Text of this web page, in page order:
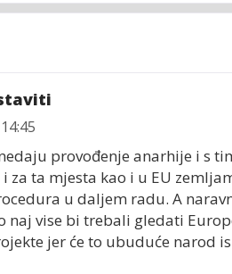
provođenje anarhije i s
za ta mjesta kao i u EU
u daljem radu. A
naj vise bi trebali gledati
jer će to ubuduće narod